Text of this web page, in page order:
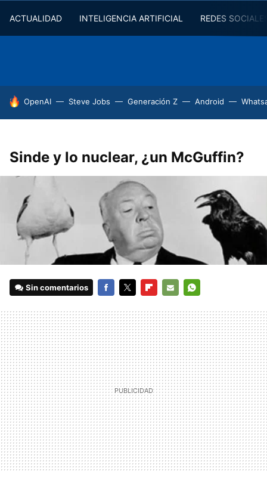
ACTUALIDAD INTELIGENCIA ARTIFICIAL REDES
HOY SE HABLA DE
OpenAI Steve Jobs Generación Z Android
Sinde y lo nuclear, ¿un McGuffin?
Sin comentarios
MAIL